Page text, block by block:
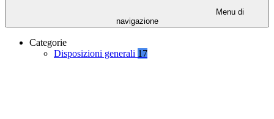
Menu di
navigazione
Categorie
Disposizioni generali 17